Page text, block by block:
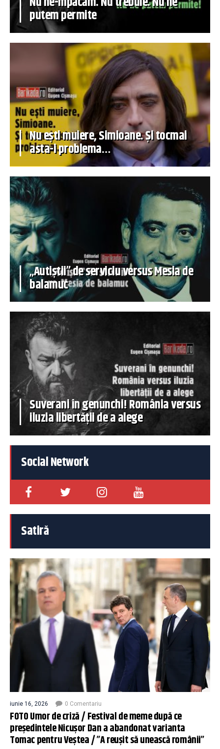
putem permite
Nu ești muiere, Simioane. Și tocmai
asta-i problema…
„Autiștii” de serviciu versus Mesia de
balamuc
Suverani în genunchi! România versus
iluzia libertății de a alege
Social Network
Satiră
iunie 16, 2026 0 Comentariu
FOTO Umor de criză / Festival de meme după ce
președintele Nicușor Dan a abandonat varianta
Tomac pentru Veștea / ”A reușit să unească românii”